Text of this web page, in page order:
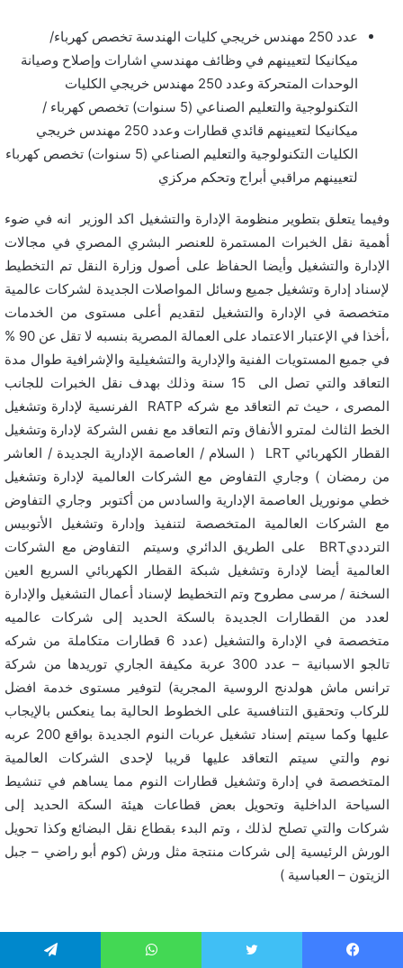
عدد 250 مهندس خريجي كليات الهندسة تخصص كهرباء/
ميكانيكا لتعيينهم في وظائف مهندسي اشارات وإصلاح وصيانة
الوحدات المتحركة وعدد 250 مهندس خريجي الكليات
التكنولوجية والتعليم الصناعي (5 سنوات) تخصص كهرباء /
ميكانيكا لتعيينهم قائدي قطارات وعدد 250 مهندس خريجي
الكليات التكنولوجية والتعليم الصناعي (5 سنوات) تخصص كهرباء
لتعيينهم مراقبي أبراج وتحكم مركزي
وفيما يتعلق بتطوير منظومة الإدارة والتشغيل اكد الوزير انه في ضوء
أهمية نقل الخبرات المستمرة للعنصر البشري المصري في مجالات
الإدارة والتشغيل وأيضا الحفاظ على أصول وزارة النقل تم التخطيط
لإسناد إدارة وتشغيل جميع وسائل المواصلات الجديدة لشركات عالمية
متخصصة في الإدارة والتشغيل لتقديم أعلى مستوى من الخدمات
،أخذا في الإعتبار الاعتماد على العمالة المصرية بنسبه لا تقل عن 90 %
في جميع المستويات الفنية والإدارية والتشغيلية والإشرافية طوال مدة
التعاقد والتي تصل الى 15 سنة وذلك بهدف نقل الخبرات للجانب
المصرى ، حيث تم التعاقد مع شركه RATP الفرنسية لإدارة وتشغيل
الخط الثالث لمترو الأنفاق وتم التعاقد مع نفس الشركة لإدارة وتشغيل
القطار الكهربائي LRT ( السلام / العاصمة الإدارية الجديدة / العاشر
من رمضان ) وجاري التفاوض مع الشركات العالمية لإدارة وتشغيل
خطي مونوريل العاصمة الإدارية والسادس من أكتوبر وجاري التفاوض
مع الشركات العالمية المتخصصة لتنفيذ وإدارة وتشغيل الأتوبيس
التردديBRT على الطريق الدائري وسيتم التفاوض مع الشركات
العالمية أيضا لإدارة وتشغيل شبكة القطار الكهربائي السريع العين
السخنة / مرسى مطروح وتم التخطيط لإسناد أعمال التشغيل والإدارة
لعدد من القطارات الجديدة بالسكة الحديد إلى شركات عالميه
متخصصة في الإدارة والتشغيل (عدد 6 قطارات متكاملة من شركه
تالجو الاسبانية – عدد 300 عربة مكيفة الجاري توريدها من شركة
ترانس ماش هولدنج الروسية المجرية) لتوفير مستوى خدمة افضل
للركاب وتحقيق التنافسية على الخطوط الحالية بما ينعكس بالإيجاب
عليها وكما سيتم إسناد تشغيل عربات النوم الجديدة بواقع 200 عربه
نوم والتي سيتم التعاقد عليها قريبا لإحدى الشركات العالمية
المتخصصة في إدارة وتشغيل قطارات النوم مما يساهم في تنشيط
السياحة الداخلية وتحويل بعض قطاعات هيئة السكة الحديد إلى
شركات والتي تصلح لذلك ، وتم البدء بقطاع نقل البضائع وكذا تحويل
الورش الرئيسية إلى شركات منتجة مثل ورش (كوم أبو راضي – جبل
الزيتون – العباسية )